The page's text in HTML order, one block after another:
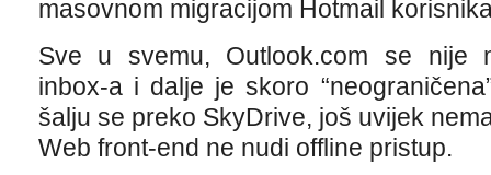
masovnom migracijom Hotmail
Sve u svemu, Outlook.com se nije
inbox-a i dalje je skoro
šalju se preko SkyDrive, još uvijek
Web front-end ne nudi offline pristup.